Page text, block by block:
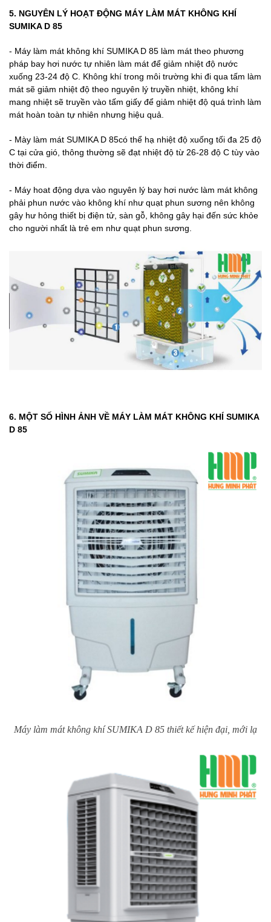
5. NGUYÊN LÝ HOẠT ĐỘNG MÁY LÀM MÁT KHÔNG KHÍ
SUMIKA D 85
- Máy làm mát không khí SUMIKA D 85 làm mát theo phương
pháp bay hơi nước tự nhiên làm mát để giảm nhiệt độ nước
xuống 23-24 độ C. Không khí trong môi trường khi đi qua tấm làm
mát sẽ giảm nhiệt độ theo nguyên lý truyền nhiệt, không khí
mang nhiệt sẽ truyền vào tấm giấy để giảm nhiệt độ quá trình làm
mát hoàn toàn tự nhiên nhưng hiệu quả.
- Mày làm mát SUMIKA D 85có thể hạ nhiệt độ xuống tối đa 25 độ
C tại cửa gió, thông thường sẽ đạt nhiệt độ từ 26-28 độ C tùy vào
thời điểm.
- Máy hoat động dựa vào nguyên lý bay hơi nước làm mát không
phải phun nước vào không khí như quạt phun sương nên không
gây hư hỏng thiết bị điện tử, sàn gỗ, không gây hại đến sức khỏe
cho người nhất là trẻ em như quạt phun sương.
6. MỘT SỐ HÌNH ẢNH VỀ MÁY LÀM MÁT KHÔNG KHÍ SUMIKA
D 85
Máy làm mát không khí SUMIKA D 85 thiết kế hiện đại, mới lạ